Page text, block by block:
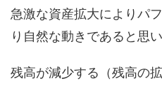
急激な資産拡大によりパ
り自然な動きであると思い
残高が減少する（残高の